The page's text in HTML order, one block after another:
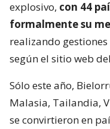
explosivo, con 44
formalmente su
realizando
según el sitio web
Sólo este año,
Malasia, Tailandia,
se convirtieron en